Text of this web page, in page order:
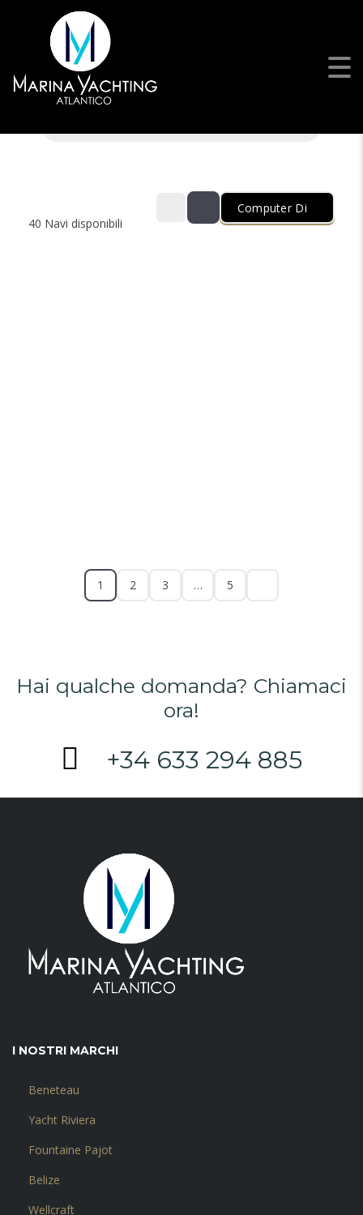
40 Navi disponibili
Computer Di
1 2 3 … 5
Hai qualche domanda? Chiamaci
ora!
+34 633 294 885
I NOSTRI MARCHI
Beneteau
Yacht Riviera
Fountaine Pajot
Belize
Wellcraft